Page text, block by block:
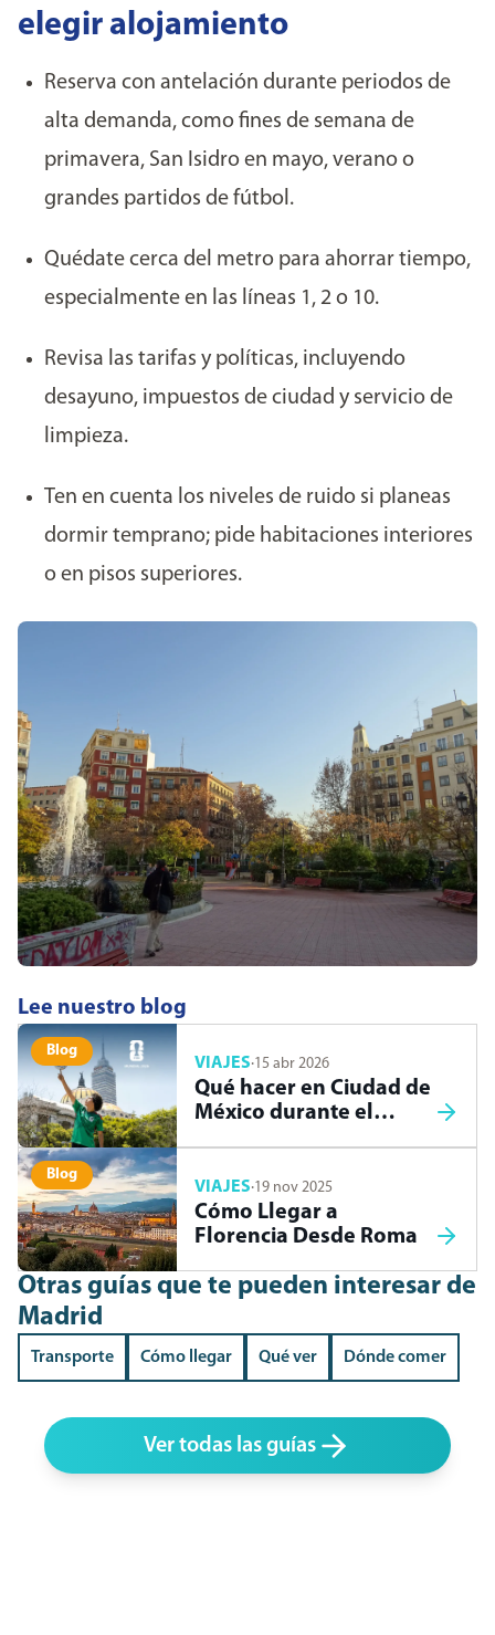
elegir alojamiento
Reserva con antelación durante periodos de
alta demanda, como fines de semana de
primavera, San Isidro en mayo, verano o
grandes partidos de fútbol.
Quédate cerca del metro para ahorrar tiempo,
especialmente en las líneas 1, 2 o 10.
Revisa las tarifas y políticas, incluyendo
desayuno, impuestos de ciudad y servicio de
limpieza.
Ten en cuenta los niveles de ruido si planeas
dormir temprano; pide habitaciones interiores
o en pisos superiores.
Lee nuestro blog
Blog
VIAJES·15 abr 2026
Qué hacer en Ciudad de
México durante el
Blog
VIAJES·19 nov 2025
Cómo Llegar a
Florencia Desde Roma
Otras guías que te pueden interesar de
Madrid
Transporte Cómo llegar Qué ver Dónde comer
Ver todas las guías